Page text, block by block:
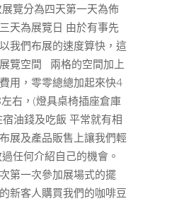
覽分為四天第一天為佈
天為展覽日 由於有事先
我們布展的速度算快，這
覽空間 兩格的空間加上
用，零零總總加起來快4
右，(燈具桌椅插座倉庫
油錢及吃飯 平常就有相
展及產品販售上讓我們輕
任何介紹自己的機會。
第一次參加展場式的擺
新客人購買我們的咖啡豆